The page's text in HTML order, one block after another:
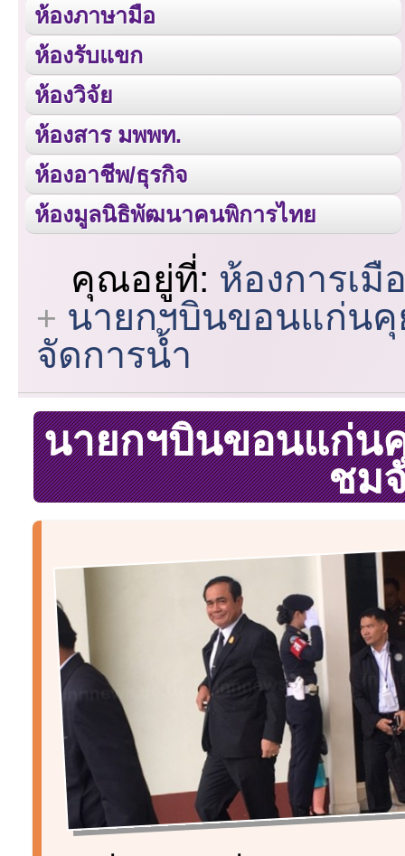
ห้องภาษามือ
ห้องรับแขก
ห้องวิจัย
ห้องสาร มพพท.
ห้องอาชีพ/ธุรกิจ
ห้องมูลนิธิพัฒนาคนพิการไทย
คุณอยู่ที่: ห้องการเมื
นายกฯบินขอนแก่นคุ
จัดการน้ำ
นายกฯบินขอนแก่น
ชม